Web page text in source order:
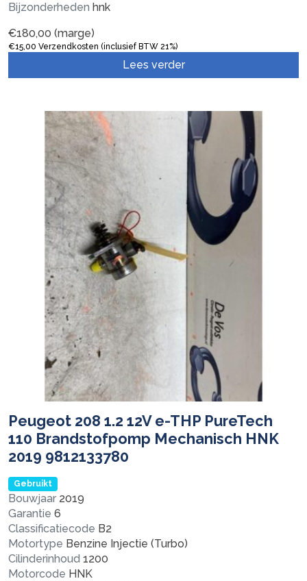
Bijzonderheden hnk
€180,00 (marge)
€15,00 Verzendkosten (inclusief BTW 21%)
Lees verder
Peugeot 208 1.2 12V e-THP PureTech
110 Brandstofpomp Mechanisch HNK
2019 9812133780
Gebruikt
Bouwjaar 2019
Garantie 6
Classificatiecode B2
Motortype Benzine Injectie (Turbo)
Cilinderinhoud 1200
Motorcode HNK